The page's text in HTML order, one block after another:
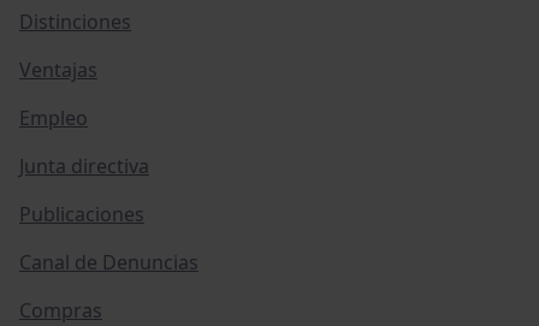
Distinciones
Ventajas
Empleo
Junta directiva
Publicaciones
Canal de Denuncias
Compras